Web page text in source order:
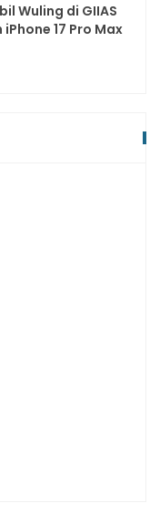
Wuling di GIIAS
17 Pro Max